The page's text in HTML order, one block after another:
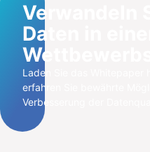
Verwandeln
Daten in einen
Laden Sie das Whitepaper
erfahren Sie bewährte
Verbesserung der